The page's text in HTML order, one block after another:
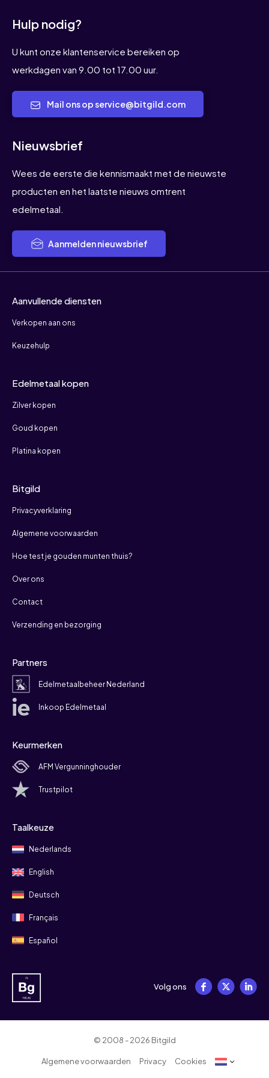
Toch liever persoonlijk advies? Dit is
ook mogelijk bij The Silver Mountain. Wij
zijn gevestigd in Baarn en Den Haag. Op
plannen voor een oriënterend gesprek.
Hulp nodig?
U kunt onze klantenservice bereiken op
werkdagen van 9.00 tot 17.00 uur.
Mail ons op service@bitgild.com
Nieuwsbrief
Wees de eerste die kennismaakt met de nieuwste
producten en het laatste nieuws omtrent
edelmetaal.
Aanmelden nieuwsbrief
Aanvullende diensten
Verkopen aan ons
Keuzehulp
Edelmetaal kopen
Zilver kopen
Goud kopen
Platina kopen
Bitgild
Privacyverklaring
Algemene voorwaarden
Hoe test je gouden munten thuis?
Over ons
Contact
Verzending en bezorging
Partners
Edelmetaalbeheer Nederland
Inkoop Edelmetaal
Keurmerken
AFM Vergunninghouder
Trustpilot
Taalkeuze
Nederlands
English
Deutsch
Français
Español
Volg ons
© 2008 - 2026 Bitgild
Algemene voorwaarden Privacy Cookies